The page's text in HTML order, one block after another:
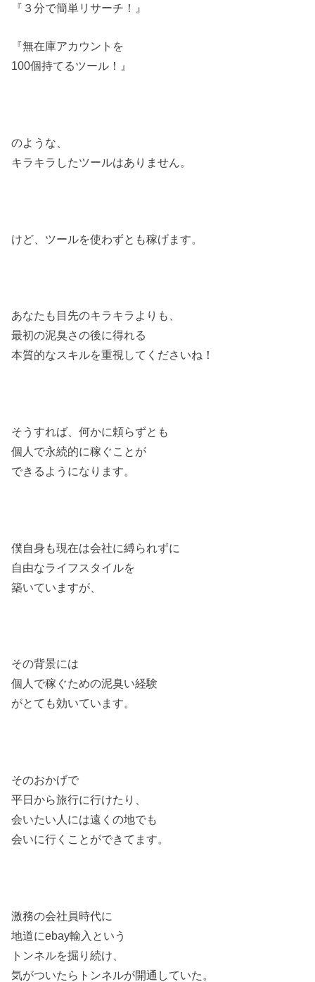
『３分で簡単リサーチ！』
『無在庫アカウントを
100個持てるツール！』
のような、
キラキラしたツールはありません。
けど、ツールを使わずとも稼げます。
あなたも目先のキラキラよりも、
最初の泥臭さの後に得れる
本質的なスキルを重視してくださいね！
そうすれば、何かに頼らずとも
個人で永続的に稼ぐことが
できるようになります。
僕自身も現在は会社に縛られずに
自由なライフスタイルを
築いていますが、
その背景には
個人で稼ぐための泥臭い経験
がとても効いています。
そのおかげで
平日から旅行に行けたり、
会いたい人には遠くの地でも
会いに行くことができてます。
激務の会社員時代に
地道にebay輸入という
トンネルを掘り続け、
気がついたらトンネルが開通していた。